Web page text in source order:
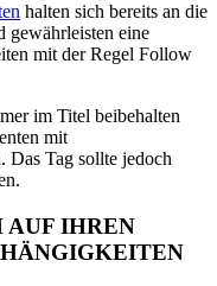
halten sich bereits an die
gewährleisten eine
mit der Regel Follow
im Titel beibehalten
mit
Das Tag sollte jedoch
AUF IHREN